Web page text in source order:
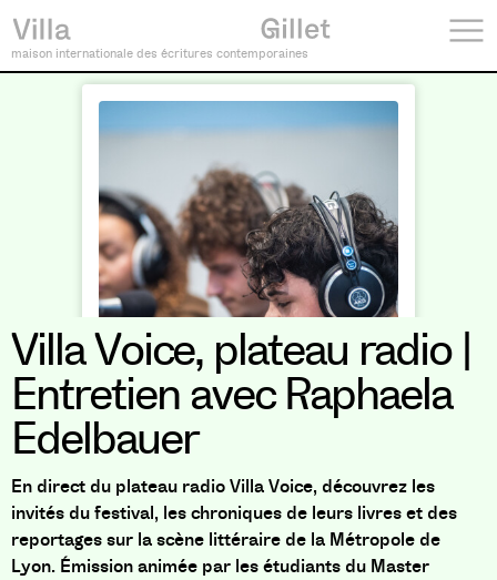
maison internationale des écritures contemporaines
Villa Voice, plateau radio |
Entretien avec Raphaela
Edelbauer
En direct du plateau radio Villa Voice, découvrez les
invités du festival, les chroniques de leurs livres et des
reportages sur la scène littéraire de la Métropole de
Lyon. Émission animée par les étudiants du Master